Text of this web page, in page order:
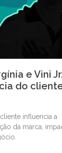
e Vini
do
influencia a
da marca,